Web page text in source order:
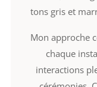
tons gris et
Mon approche
chaque
interactions